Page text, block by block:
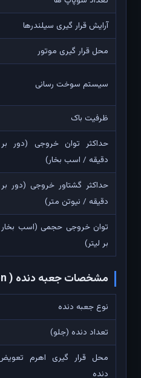
آرایش قرار گیری سیلندرها
محل قرار گیری موتور
سیستم سوخت رسانی
ظرفیت باک
حداکثر توان خروجی (دور بر
دقیقه / اسب بخار)
حداکثر گشتاور خروجی (دور بر
دقیقه / نیوتن متر)
توان خروجی حجمی (اسب بخار
بر لیتر)
مشخصات جعبه دنده ( Transmission )
نوع جعبه دنده
تعداد دنده (جلو)
محل قرار گیری اهرم
دنده